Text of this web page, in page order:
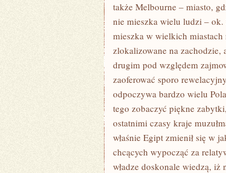
także Melbourne – miasto,
nie mieszka wielu ludzi –
mieszka w wielkich
zlokalizowane na zachodzie,
drugim pod względem
zaoferować sporo
odpoczywa bardzo wielu
tego zobaczyć piękne
ostatnimi czasy kraje
właśnie Egipt zmienił się w
chcących wypocząć za
władze doskonale wiedzą,